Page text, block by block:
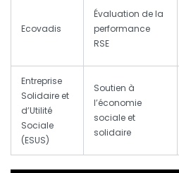
Ecovadis
Évaluation de la
performance
RSE
Entreprise
Solidaire et
d’Utilité
Sociale
(ESUS)
Soutien à
l’économie
sociale et
solidaire